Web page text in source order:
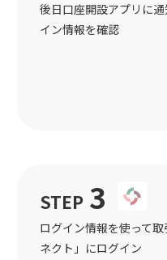
後日口座開設アプリに
イン情報を確認
STEP 3
ログイン情報を使って
ネクト」にログイン